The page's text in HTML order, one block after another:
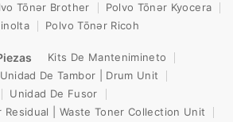
Tōnər Brother
Polvo Tōnər Kyocera
Polvo Tōnər Ricoh
Kits De Mantenimineto
Unidad De Tambor | Drum Unit
Unidad De Fusor
| Waste Toner Collection Unit